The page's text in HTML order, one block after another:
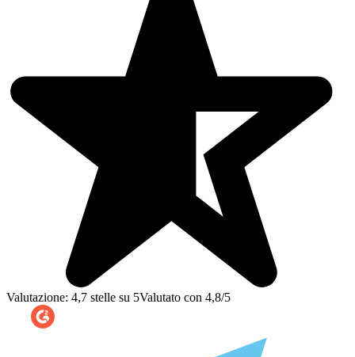
Valutazione: 4,7 stelle su 5Valutato con 4,8/5